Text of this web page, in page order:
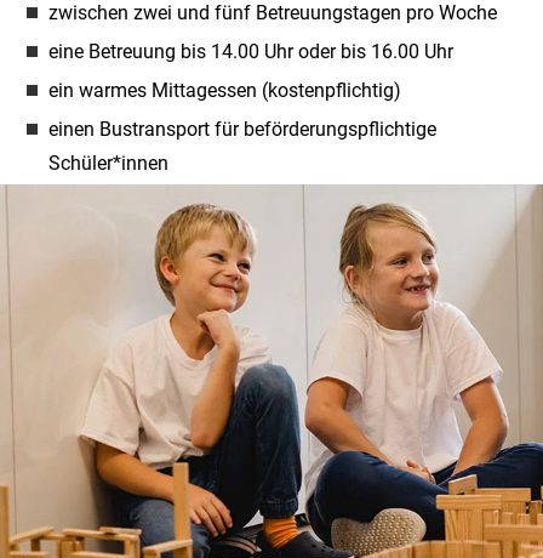
zwischen zwei und fünf Betreuungstagen pro Woche
eine Betreuung bis 14.00 Uhr oder bis 16.00 Uhr
ein warmes Mittagessen (kostenpflichtig)
einen Bustransport für beförderungspflichtige
Schüler*innen